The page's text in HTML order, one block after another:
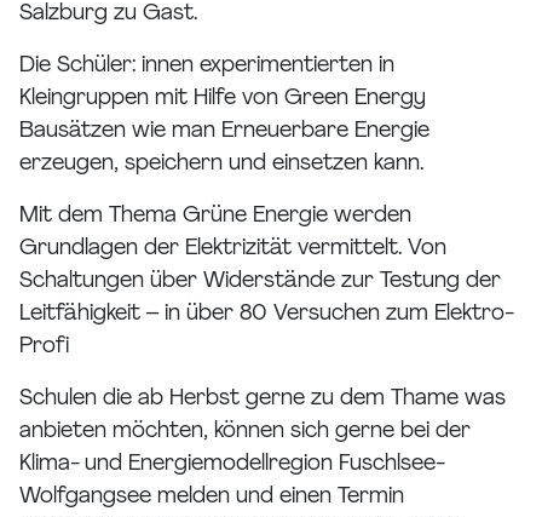
Salzburg zu Gast.
Die Schüler: innen experimentierten in
Kleingruppen mit Hilfe von Green Energy
Bausätzen wie man Erneuerbare Energie
erzeugen, speichern und einsetzen kann.
Mit dem Thema Grüne Energie werden
Grundlagen der Elektrizität vermittelt. Von
Schaltungen über Widerstände zur Testung der
Leitfähigkeit – in über 80 Versuchen zum Elektro-
Profi
Schulen die ab Herbst gerne zu dem Thame was
anbieten möchten, können sich gerne bei der
Klima- und Energiemodellregion Fuschlsee-
Wolfgangsee melden und einen Termin